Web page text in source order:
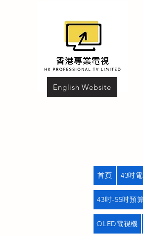
English Website
首頁 43吋
43吋-55吋預
QLED電視機